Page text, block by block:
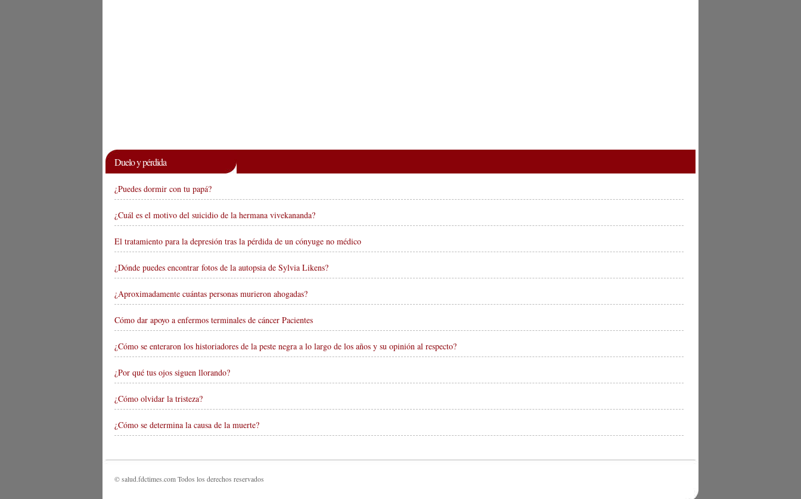
Duelo y pérdida
¿Puedes dormir con tu papá?
¿Cuál es el motivo del suicidio de la hermana vivekananda?
El tratamiento para la depresión tras la pérdida de un cónyuge no médico
¿Dónde puedes encontrar fotos de la autopsia de Sylvia Likens?
¿Aproximadamente cuántas personas murieron ahogadas?
Cómo dar apoyo a enfermos terminales de cáncer Pacientes
¿Cómo se enteraron los historiadores de la peste negra a lo largo de los años y su opinión al respecto?
¿Por qué tus ojos siguen llorando?
¿Cómo olvidar la tristeza?
¿Cómo se determina la causa de la muerte?
© salud.fdctimes.com Todos los derechos reservados